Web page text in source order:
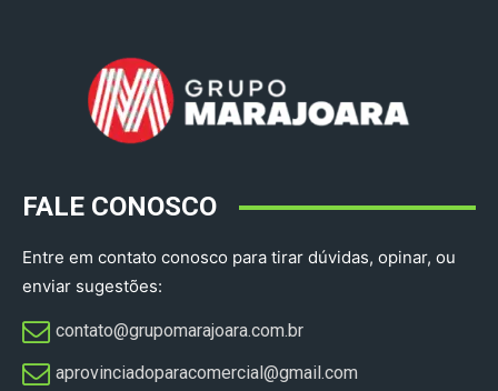
FALE CONOSCO
Entre em contato conosco para tirar dúvidas, opinar, ou
enviar sugestões:
contato@grupomarajoara.com.br
aprovinciadoparacomercial@gmail.com​